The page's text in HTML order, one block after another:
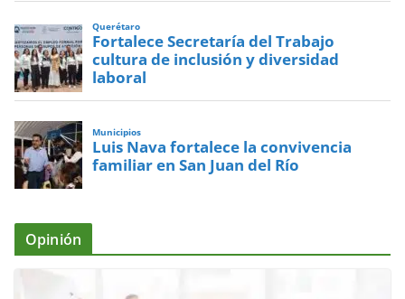
Querétaro
Fortalece Secretaría del Trabajo
cultura de inclusión y diversidad
laboral
Municipios
Luis Nava fortalece la convivencia
familiar en San Juan del Río
Opinión